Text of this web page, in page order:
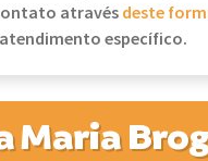
atravésdeste
atendimento específico.
Maria